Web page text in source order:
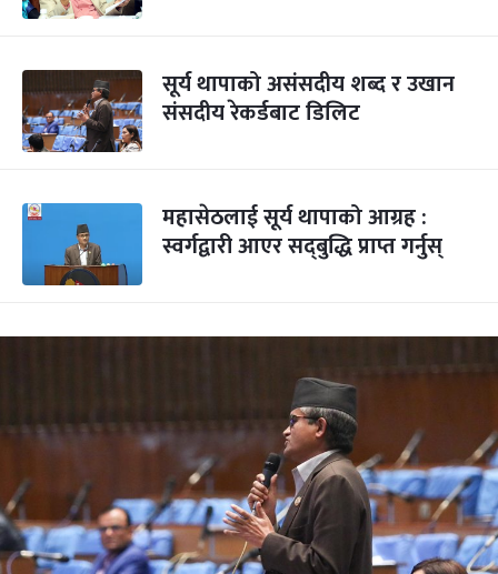
सूर्य थापाको असंसदीय शब्द र उखान
संसदीय रेकर्डबाट डिलिट
महासेठलाई सूर्य थापाको आग्रह :
स्वर्गद्वारी आएर सद्‌बुद्धि प्राप्त गर्नुस्